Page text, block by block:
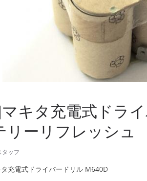
キタ充電式ドラ
リーリフレッシュ
タッフ
充電式ドライバードリル M640D